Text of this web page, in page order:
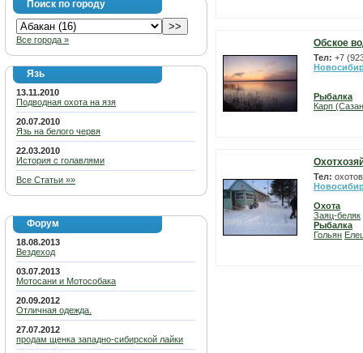
Поиск по городу
Все города »
Язь
13.11.2010
Подводная охота на язя
20.07.2010
Язь на белого червя
22.03.2010
История с голавлями
Все Статьи »»
Форум
18.08.2013
Вездеход
03.07.2013
Мотосани и Мотособака
20.09.2012
Отличная одежда.
27.07.2012
продам щенка западно-сибирской лайки
Обское
Тел: +7
Рыбалка
Карп
Тел:
Охота
Заяц-беляк
Рыбалка
Гольян